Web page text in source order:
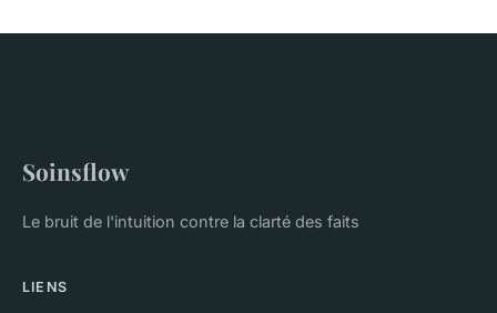
Soinsflow
Le bruit de l'intuition contre la clarté des faits
LIENS